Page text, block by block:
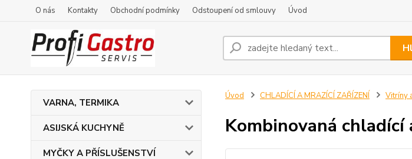
O nás Kontakty Obchodní podmínky Odstoupení od smlouvy Úvod
VARNA, TERMIKA
ASIJSKÁ KUCHYNĚ
MYČKY A PŘÍSLUŠENSTVÍ
Úvod CHLADÍCÍ A MRAZÍCÍ ZAŘÍZENÍ Vitríny
Kombinovaná chladící